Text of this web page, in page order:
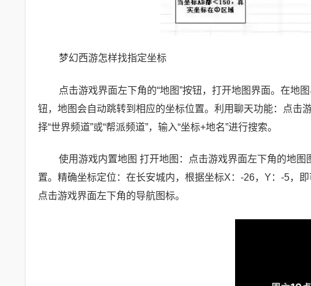
梦幻西游怎样找指定坐标
点击游戏界面左下角的“地图”按钮，打开地图界面。在地
钮，地图会自动跳转到相应的坐标位置。利用聊天功能：点击
择“世界频道”或“帮派频道”，输入“坐标+地名”进行搜索。
使用游戏内置地图 打开地图：点击游戏界面左下角的地
置。精确坐标定位：在长安城内，根据坐标X：-26，Y：-5，
点击游戏界面左下角的导航图标。